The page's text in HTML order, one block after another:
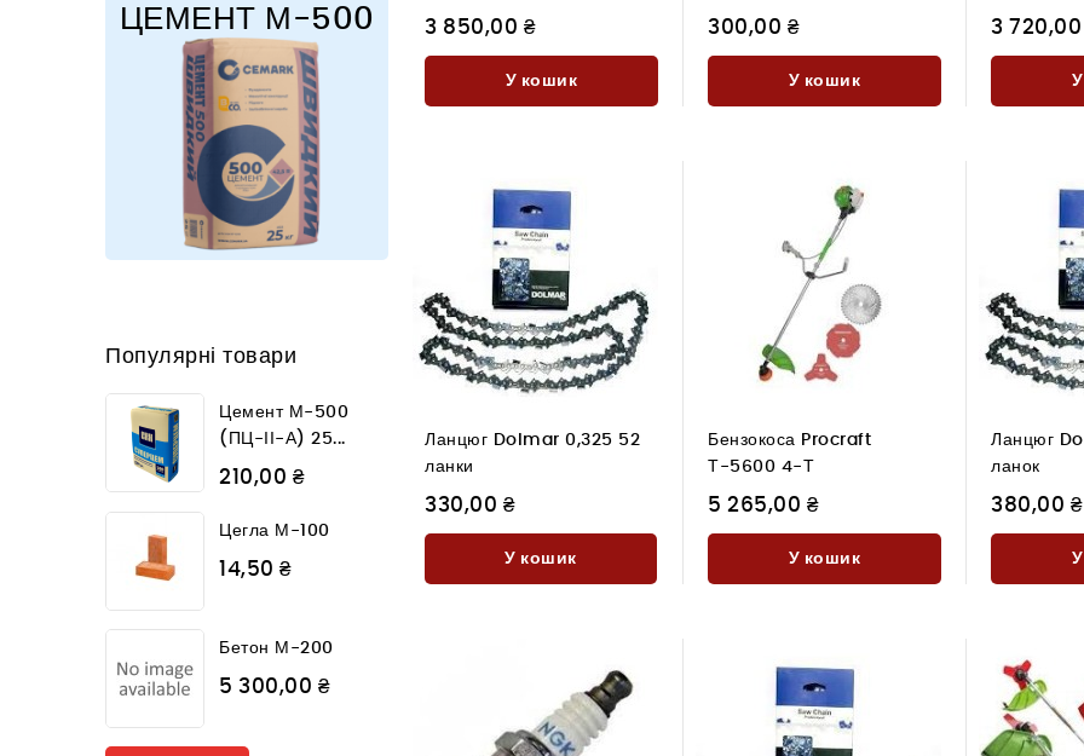
ЦЕМЕНТ М-500
Популярні товари
Цемент М-500
(ПЦ-ІІ-А) 25...
210,00 ₴
Цегла М-100
14,50 ₴
Бетон М-200
5 300,00 ₴
3 850,00 ₴
У кошик
300,00 ₴
У кошик
3 720,00
Ланцюг Dolmar 0,325 52
ланки
330,00 ₴
У кошик
Бензокоса Procraft
Т-5600 4-Т
5 265,00 ₴
У кошик
Ланцюг
ланок
380,00 ₴